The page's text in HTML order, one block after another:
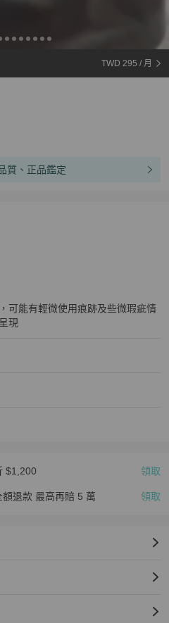
TWD 295 / 月
質、正品鑑定
與購買須知
可能有輕微使用痕跡及些微瑕疵情
現
$1,200 領取
額退款 最高再賠 5 萬 領取